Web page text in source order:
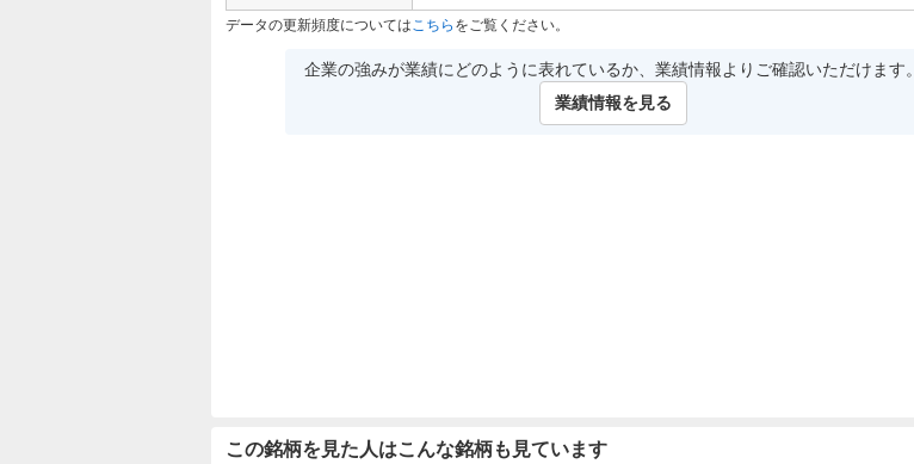
データの更新頻度については こちら をご覧ください。
企業の強みが業績にどのように表れているか、業績情報よりご確認いただけます。
業績情報を見る
この銘柄を見た人はこんな銘柄も見ています